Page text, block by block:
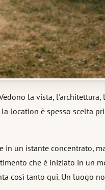
la vista,
location è spesso scelta
un istante concentrato,
che è iniziato in un
così tanto qui. Un luogo